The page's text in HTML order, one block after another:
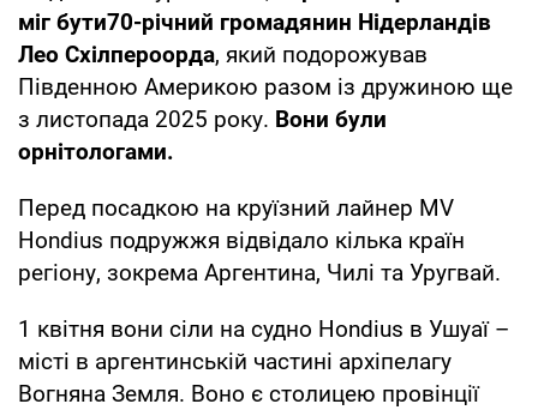
міг бути70-річний громадянин Нідерландів
Лео Схілпероорда, який подорожував
Південною Америкою разом із дружиною ще
з листопада 2025 року. Вони були
орнітологами.
Перед посадкою на круїзний лайнер MV
Hondius подружжя відвідало кілька країн
регіону, зокрема Аргентина, Чилі та Уругвай.
1 квітня вони сіли на судно Hondius в Ушуаї –
місті в аргентинській частині архіпелагу
Вогняна Земля. Воно є столицею провінції